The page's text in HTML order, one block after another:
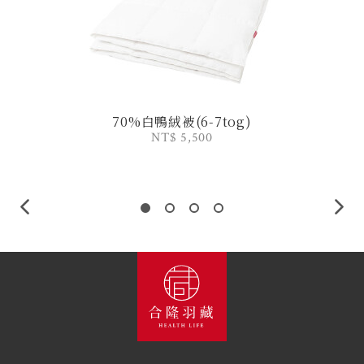
70%白鴨絨被(6-7tog)
NT$ 5,500